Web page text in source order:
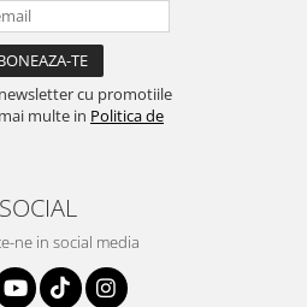
cu promotiile
multe in Politica de
SOCIAL
ne in social media